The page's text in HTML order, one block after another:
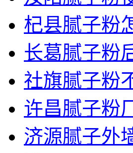
杞县腻子粉
长葛腻子粉
社旗腻子粉
许昌腻子粉
济源腻子外